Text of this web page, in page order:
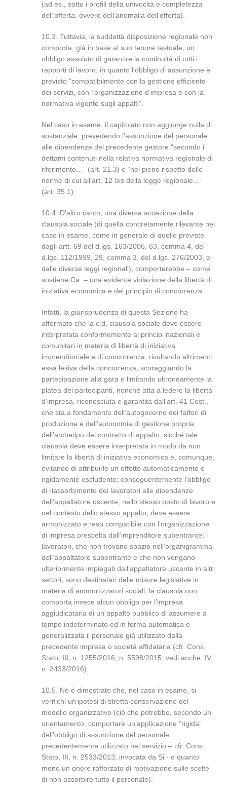
(ad es., sotto i profili della univocità e completezza
dell’offerta, ovvero dell’anomalia dell’offerta).
10.3. Tuttavia, la suddetta disposizione regionale non
comporta, già in base al suo tenore testuale, un
obbligo assoluto di garantire la continuità di tutti i
rapporti di lavoro, in quanto l’obbligo di assunzione è
previsto “compatibilmente con la gestione efficiente
dei servizi, con l’organizzazione d’impresa e con la
normativa vigente sugli appalti”.
Nel caso in esame, il capitolato non aggiunge nulla di
sostanziale, prevedendo l’assunzione del personale
alle dipendenze del precedente gestore “secondo i
dettami contenuti nella relativa normativa regionale di
riferimento…” (art. 21.3) e “nel pieno rispetto delle
norme di cui all’art. 12-bis della legge regionale…”
(art. 35.1).
10.4. D’altro canto, una diversa accezione della
clausola sociale (di quella concretamente rilevante nel
caso in esame, come in generale di quelle previste
dagli artt. 69 del d.lgs. 163/2006, 63, comma 4, del
d.lgs. 112/1999, 29, comma 3, del d.lgs. 276/2003, e
dalle diverse leggi regionali), comporterebbe – come
sostiene Ca. – una evidente violazione della libertà di
iniziativa economica e del principio di concorrenza.
Infatti, la giurisprudenza di questa Sezione ha
affermato che la c.d. clausola sociale deve essere
interpretata conformemente ai principi nazionali e
comunitari in materia di libertà di iniziativa
imprenditoriale e di concorrenza, risultando altrimenti
essa lesiva della concorrenza, scoraggiando la
partecipazione alla gara e limitando ultroneamente la
platea dei partecipanti, nonché atta a ledere la libertà
d’impresa, riconosciuta e garantita dall’art. 41 Cost.,
che sta a fondamento dell’autogoverno dei fattori di
produzione e dell’autonomia di gestione propria
dell’archetipo del contratto di appalto, sicché tale
clausola deve essere interpretata in modo da non
limitare la libertà di iniziativa economica e, comunque,
evitando di attribuirle un effetto automaticamente e
rigidamente escludente; conseguentemente l’obbligo
di riassorbimento dei lavoratori alle dipendenze
dell’appaltatore uscente, nello stesso posto di lavoro e
nel contesto dello stesso appalto, deve essere
armonizzato e reso compatibile con l’organizzazione
di impresa prescelta dall’imprenditore subentrante; i
lavoratori, che non trovano spazio nell’organigramma
dell’appaltatore subentrante e che non vengano
ulteriormente impiegati dall’appaltatore uscente in altri
settori, sono destinatari delle misure legislative in
materia di ammortizzatori sociali; la clausola non
comporta invece alcun obbligo per l’impresa
aggiudicataria di un appalto pubblico di assumere a
tempo indeterminato ed in forma automatica e
generalizzata il personale già utilizzato dalla
precedente impresa o società affidataria (cfr. Cons.
Stato, III, n. 1255/2016; n. 5598/2015; vedi anche, IV,
n. 2433/2016).
10.5. Né è dimostrato che, nel caso in esame, si
verifichi un’ipotesi di stretta conservazione del
modello organizzativo (ciò che potrebbe, secondo un
orientamento, comportare un’applicazione “rigida”
dell’obbligo di assunzione del personale
precedentemente utilizzato nel servizio – cfr. Cons.
Stato, III, n. 2533/2013, invocata da Si.- o quanto
meno un onere rafforzato di motivazione sulle scelte
di non assorbire tutto il personale).